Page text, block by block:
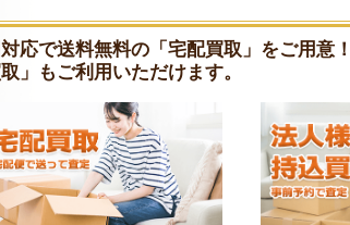
応で送料無料の「宅配買取」をご用意！
」もご利用いただけます。